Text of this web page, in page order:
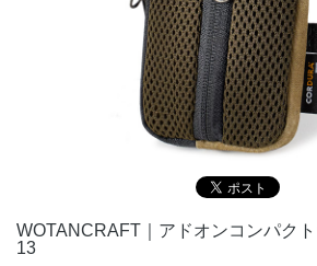
WOTANCRAFT｜アドオンコンパク
13